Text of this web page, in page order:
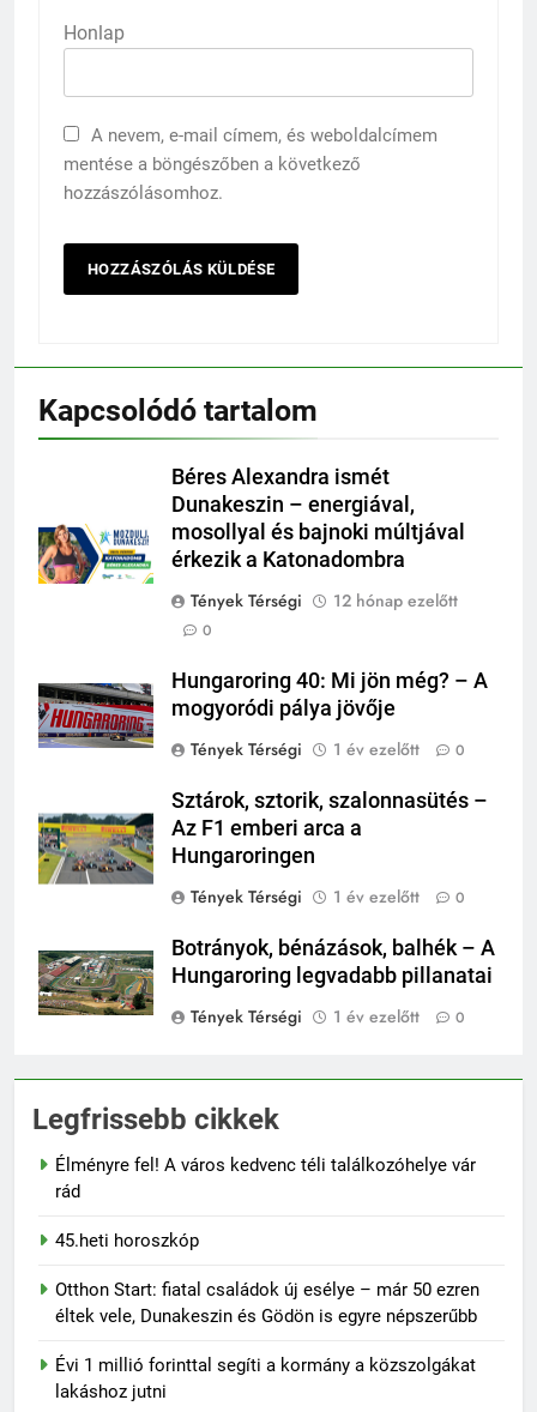
Honlap
A nevem, e-mail címem, és weboldalcímem
mentése a böngészőben a következő
hozzászólásomhoz.
Kapcsolódó tartalom
Béres Alexandra ismét
Dunakeszin – energiával,
mosollyal és bajnoki múltjával
érkezik a Katonadombra
Tények Térségi
12 hónap ezelőtt
0
Hungaroring 40: Mi jön még? – A
mogyoródi pálya jövője
Tények Térségi
1 év ezelőtt 0
Sztárok, sztorik, szalonnasütés –
Az F1 emberi arca a
Hungaroringen
Tények Térségi
1 év ezelőtt 0
Botrányok, bénázások, balhék – A
Hungaroring legvadabb pillanatai
Tények Térségi
1 év ezelőtt 0
Legfrissebb cikkek
Élményre fel! A város kedvenc téli találkozóhelye vár
rád
45.heti horoszkóp
Otthon Start: fiatal családok új esélye – már 50 ezren
éltek vele, Dunakeszin és Gödön is egyre népszerűbb
Évi 1 millió forinttal segíti a kormány a közszolgákat
lakáshoz jutni